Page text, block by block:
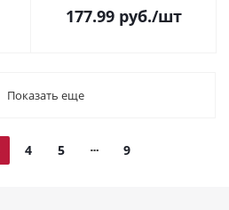
177.99руб./шт
Показать еще
4 5 9